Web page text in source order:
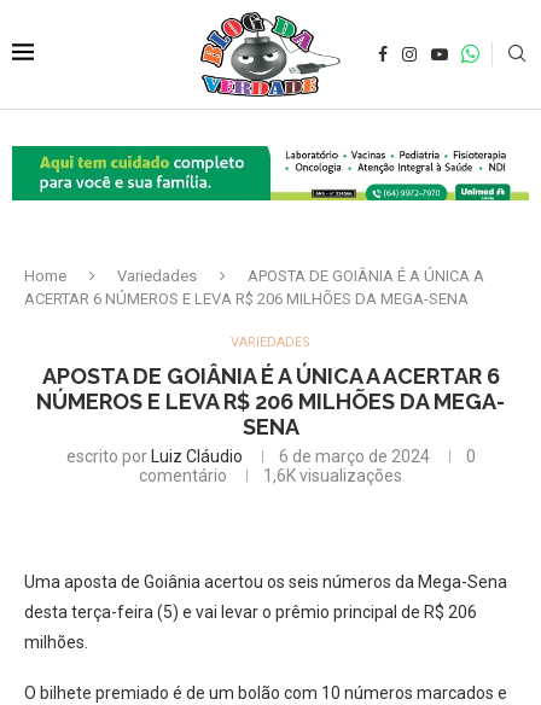
Home Variedades
APOSTA DE GOIÂNIA É A ÚNICA A
ACERTAR 6 NÚMEROS E LEVA R$ 206 MILHÕES DA MEGA-SENA
VARIEDADES
APOSTA DE GOIÂNIA É A ÚNICA A ACERTAR 6
NÚMEROS E LEVA R$ 206 MILHÕES DA MEGA-
SENA
escrito por Luiz Cláudio 6 de março de 2024
0
comentário
1,6Kvisualizações
Uma aposta de Goiânia acertou os seis números da Mega-Sena
desta terça-feira (5) e vai levar o prêmio principal de R$ 206
milhões.
O bilhete premiado é de um bolão com 10 números marcados e